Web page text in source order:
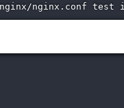
nginx.conf test